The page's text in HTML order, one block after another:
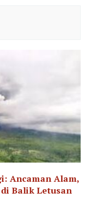
Ancaman Alam,
Balik Letusan